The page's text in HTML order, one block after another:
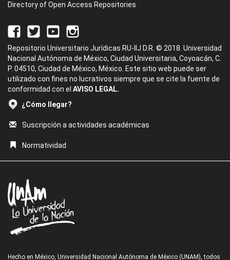
Directory of Open Access Repositories
Repositorio Universitario Jurídicas RU-IIJ D.R. © 2018. Universidad
Nacional Autónoma de México, Ciudad Universitaria, Coyoacán, C.
P. 04510, Ciudad de México, México. Este sitio web puede ser
utilizado con fines no lucrativos siempre que se cite la fuente de
conformidad con el AVISO LEGAL.
¿Cómo llegar?
Suscripción a actividades académicas
Normatividad
Hecho en México, Universidad Nacional Autónoma de México (UNAM), todos